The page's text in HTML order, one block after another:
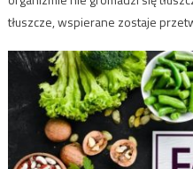
tłuszcze, wspierane zostaje